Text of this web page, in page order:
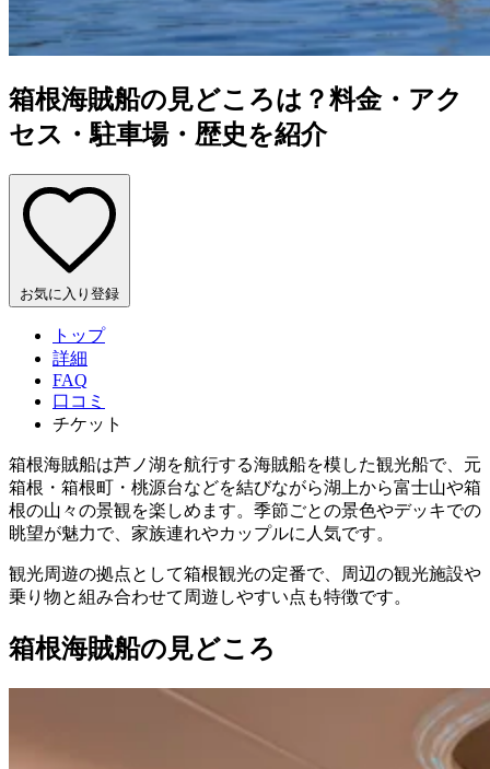
箱根海賊船の見どころは？料金・アク
セス・駐車場・歴史を紹介
お気に入り登録
トップ
詳細
FAQ
口コミ
チケット
箱根海賊船は芦ノ湖を航行する海賊船を模した観光船で、元
箱根・箱根町・桃源台などを結びながら湖上から富士山や箱
根の山々の景観を楽しめます。季節ごとの景色やデッキでの
眺望が魅力で、家族連れやカップルに人気です。
観光周遊の拠点として箱根観光の定番で、周辺の観光施設や
乗り物と組み合わせて周遊しやすい点も特徴です。
箱根海賊船の見どころ